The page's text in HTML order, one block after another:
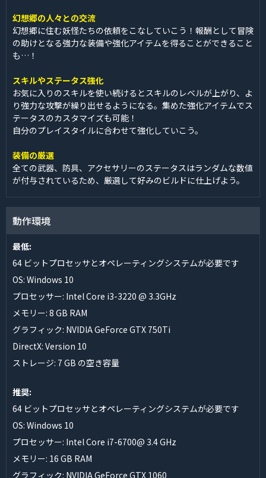
幻想郷の人々との交流
幻想郷に住む妖怪たちの依頼をこなしていこう！報酬として冒険
の助けとなる強力な装備や強化アイテムを得ることができること
も…！
スキルやステータス強化
お気に入りのスキルを使い続けるとスキルのレベルが上がり、よ
り強力な攻撃が繰り出せるようになる。集めた強化アイテムでス
テータスのカスタマイズも可能！
自分のプレイスタイルに合わせて強化していこう。
装備の厳選
全ての武器、防具、アクセサリーのステータスはランダムな数値
が付与されているため、厳選して好みのビルドに仕上げよう。
動作環境
最低:
64 ビットプロセッサとオペレーティングシステムが必要です
OS: Windows 10
プロセッサー: Intel Core i3-3220 @ 3.3GHz
メモリー: 8 GB RAM
グラフィック: NVIDIA GeForce GTX 750Ti
DirectX: Version 10
ストレージ: 7 GB の空き容量
推奨:
64 ビットプロセッサとオペレーティングシステムが必要です
OS: Windows 10
プロセッサー: Intel Core i7-6700@ 3.4 GHz
メモリー: 16 GB RAM
グラフィック: NVIDIA GeForce GTX 1060